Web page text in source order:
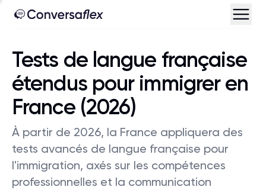
Tests de langue française
étendus pour immigrer en
France (2026)
À partir de 2026, la France appliquera des
tests avancés de langue française pour
l'immigration, axés sur les compétences
professionnelles et la communication